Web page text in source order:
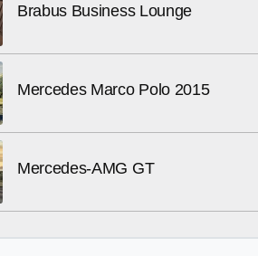
Brabus Business Lounge
Mercedes Marco Polo 2015
Mercedes-AMG GT